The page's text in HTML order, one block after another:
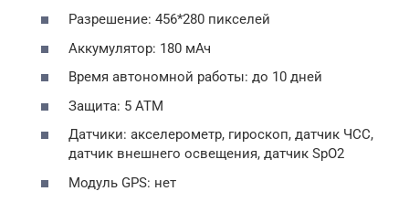
Разрешение: 456*280 пикселей
Аккумулятор: 180 мАч
Время автономной работы: до 10 дней
Защита: 5 АТМ
Датчики: акселерометр, гироскоп, датчик ЧСС,
датчик внешнего освещения, датчик SpO2
Модуль GPS: нет